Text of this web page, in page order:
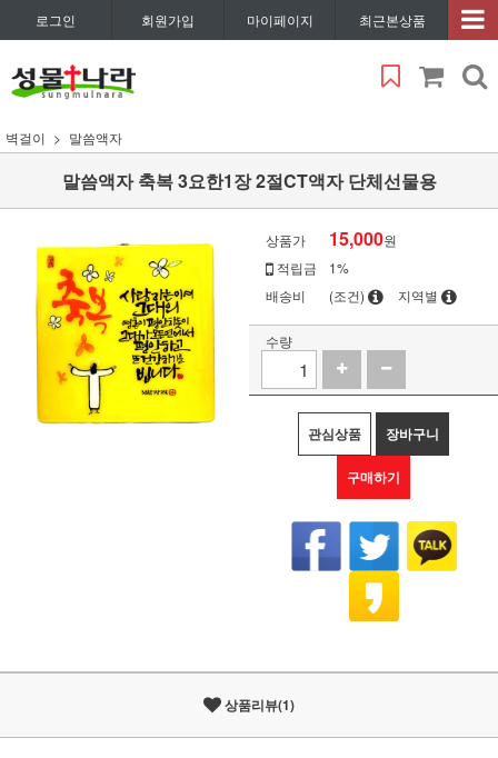
로그인 회원가입 마이페이지 최근본상품
벽걸이 말씀액자
말씀액자 축복 3요한1장 2절CT액자 단체선물용
상품가 15,000원
적립금
1%
배송비
(조건) 지역별
수량
관심상품 장바구니
구매하기
상품리뷰(1)